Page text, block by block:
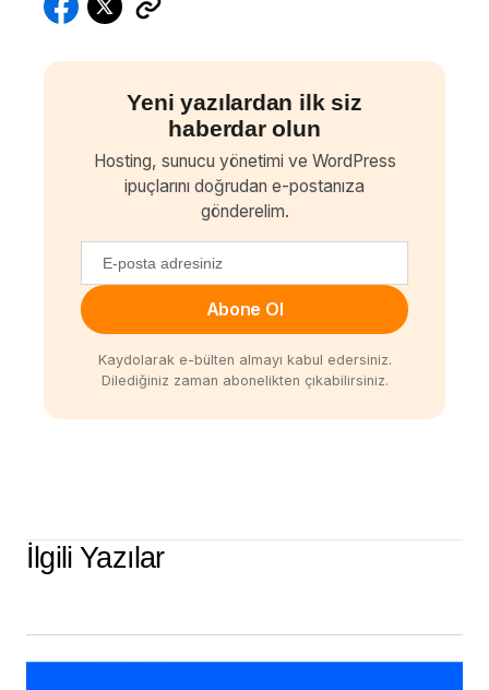
Yeni yazılardan ilk siz
haberdar olun
Hosting, sunucu yönetimi ve WordPress
ipuçlarını doğrudan e-postanıza
gönderelim.
Abone Ol
Kaydolarak e-bülten almayı kabul edersiniz.
Dilediğiniz zaman abonelikten çıkabilirsiniz.
İlgili Yazılar